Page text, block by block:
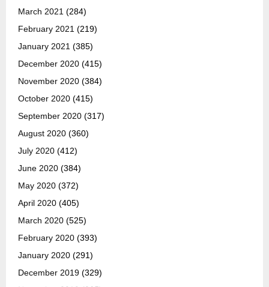
March 2021 (284)
February 2021 (219)
January 2021 (385)
December 2020 (415)
November 2020 (384)
October 2020 (415)
September 2020 (317)
August 2020 (360)
July 2020 (412)
June 2020 (384)
May 2020 (372)
April 2020 (405)
March 2020 (525)
February 2020 (393)
January 2020 (291)
December 2019 (329)